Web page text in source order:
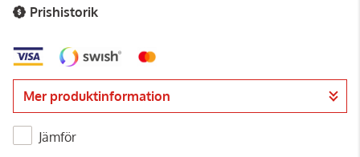
Prishistorik
Mer produktinformation
Jämför